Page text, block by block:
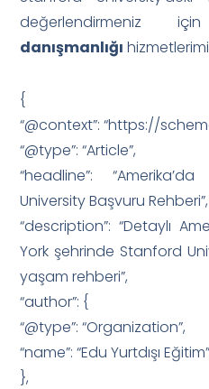
değerlendirmeniz
danışmanlığı
{
“@context”: “https://
“@type”: “Article”,
“headline”:
University Başvuru Rehberi”,
“description”: “Detaylı
York şehrinde Stanford
yaşam rehberi”,
“author”: {
“@type”: “Organization”,
“name”: “Edu Yurtdışı Eğitim”
},